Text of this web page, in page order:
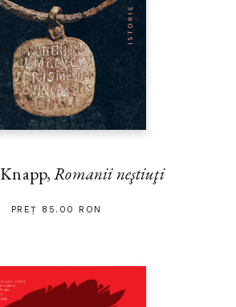
Romanii neştiuţi
PREȚ 85.00 RON